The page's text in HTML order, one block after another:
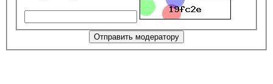
Отправить модератору